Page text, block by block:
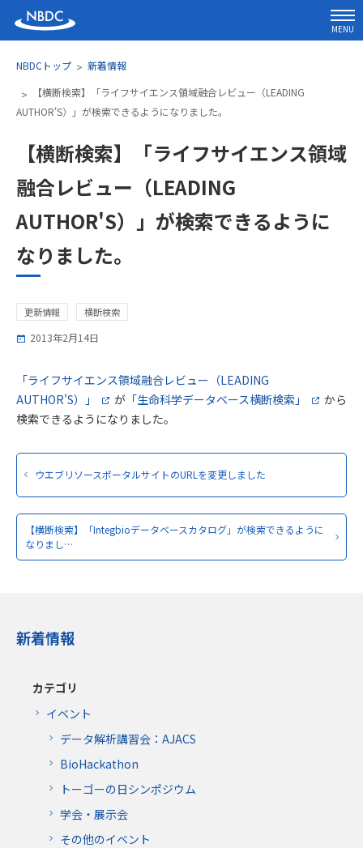
MENU
NBDCトップ
新着情報
【横断検索】「ライフサイエンス領域融合レビュー（LEADING
AUTHOR'S）」が検索できるようになりました。
【横断検索】「ライフサイエンス領域
融合レビュー（LEADING
AUTHOR'S）」が検索できるように
なりました。
更新情報 横断検索
2013年2月14日
「ライフサイエンス領域融合レビュー（LEADING
AUTHOR'S）」
が 「生命科学データベース横断検索」
から
検索できるようになりました。
ウエブリソースポータルサイトのURLを変更しました
【横断検索】「Integbioデータベースカタログ」が検索できるように
なりまし…
新着情報
カテゴリ
イベント
データ解析講習会：AJACS
BioHackathon
トーゴーの日シンポジウム
学会・展示会
その他のイベント